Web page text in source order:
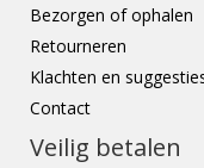
Bezorgen of ophalen
Retourneren
Klachten en
Contact
Veilig betalen